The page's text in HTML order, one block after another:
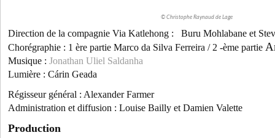
© Christophe Raynaud de Lage
Direction de la compagnie Via Katlehong : Buru Mohlabane et
Chorégraphie : 1 ère partie Marco da Silva Ferreira / 2 -ème partie
Musique : Jonathan Uliel Saldanha
Lumière : Cárin Geada
Régisseur général : Alexander Farmer
Administration et diffusion : Louise Bailly et Damien Valette
Production